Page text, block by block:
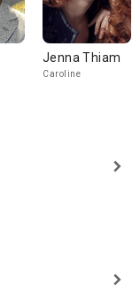
Jenna Thiam
Caroline